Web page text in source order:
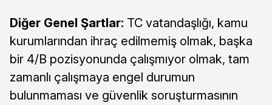
Diğer Genel Şartlar: TC vatandaşlığı, kamu
kurumlarından ihraç edilmemiş olmak, başka
bir 4/B pozisyonunda çalışmıyor olmak, tam
zamanlı çalışmaya engel durumun
bulunmaması ve güvenlik soruşturmasının